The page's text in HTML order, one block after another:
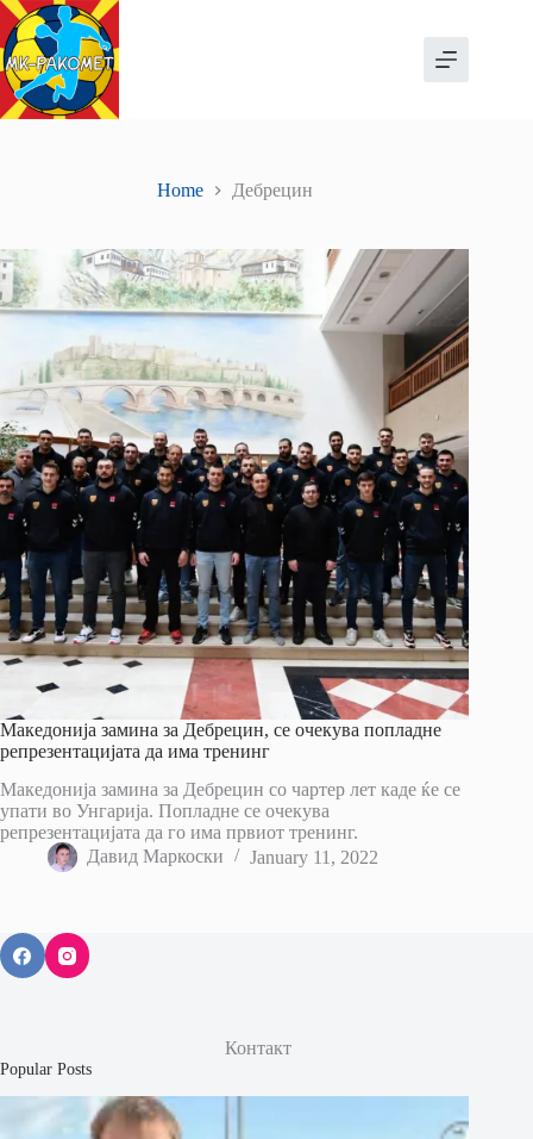
Skip
to
content
Home Дебрецин
Македонија замина за Дебрецин, се очекува попладне
репрезентацијата да има тренинг
Македонија замина за Дебрецин со чартер лет каде ќе се
упати во Унгарија. Попладне се очекува
репрезентацијата да го има првиот тренинг.
Давид Маркоски
January 11, 2022
Контакт
Popular Posts